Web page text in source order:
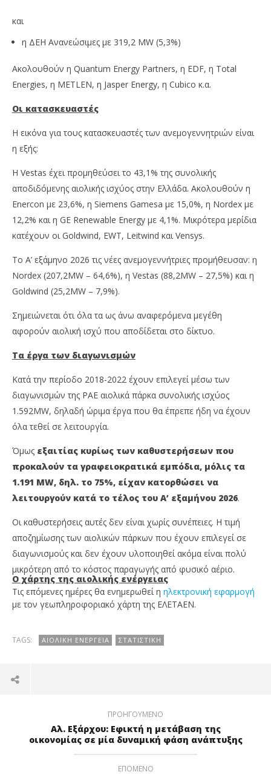
και
η ΔΕΗ Ανανεώσιμες με 319,2 MW (5,3%)
Ακολουθούν η Quantum Energy Partners, η EDF, η Total
Energies, η METLEN, η Jasper Energy, η Cubico κ.α.
Οι κατασκευαστές
H εικόνα για τους κατασκευαστές των ανεμογεννητριών είναι
η εξής:
H Vestas έχει προμηθεύσει το 43,1% της συνολικής
αποδιδόμενης αιολικής ισχύος στην Ελλάδα. Ακολουθούν η
Enercon με 23,6%, η Siemens Gamesa με 15,0%, η Nordex με
12,2% και η GE Renewable Energy με 4,1%. Μικρότερα μερίδια
κατέχουν οι Goldwind, EWT, Leitwind και Vensys.
To Α’ εξάμηνο 2026 τις νέες ανεμογεννήτριες προμήθευσαν: η
Nordex (207,2ΜW – 64,6%), η Vestas (88,2MW – 27,5%) και η
Goldwind (25,2MW – 7,9%).
Σημειώνεται ότι όλα τα ως άνω αναφερόμενα μεγέθη
αφορούν αιολική ισχύ που αποδίδεται στο δίκτυο.
Τα έργα των διαγωνισμών
Κατά την περίοδο 2018-2022 έχουν επιλεγεί μέσω των
διαγωνισμών της ΡΑΕ αιολικά πάρκα συνολικής ισχύος
1.592MW, δηλαδή ώριμα έργα που θα έπρεπε ήδη να έχουν
όλα τεθεί σε λειτουργία.
Όμως εξαιτίας κυρίως των καθυστερήσεων που
προκαλούν τα γραφειοκρατικά εμπόδια, μόλις τα
1.191 MW, δηλ. το 75%, είχαν κατορθώσει να
λειτουργούν κατά το τέλος του Α’ εξαμήνου 2026.
Οι καθυστερήσεις αυτές δεν είναι χωρίς συνέπειες. Η τιμή
αποζημίωσης των αιολικών πάρκων που έχουν επιλεγεί σε
διαγωνισμούς και δεν έχουν υλοποιηθεί ακόμα είναι πολύ
μικρότερη από το κόστος παραγωγής από φυσικό αέριο.
O χάρτης της αιολικής ενέργειας
Τις επόμενες ημέρες θα ενημερωθεί η ηλεκτρονική εφαρμογή
με τον γεωπληροφοριακό χάρτη της ΕΛΕΤΑΕΝ.
TAGS: ΑΙΟΛΙΚΉ ΕΝΈΡΓΕΙΑ ΣΤΑΤΙΣΤΙΚΉ
ΠΡΟΗΓΟΎΜΕΝΟ
Αλ. Εξάρχου: Εφικτή η μετάβαση της
οικονομίας σε μία δυναμική φάση ανάπτυξης
ΕΠΌΜΕΝΟ